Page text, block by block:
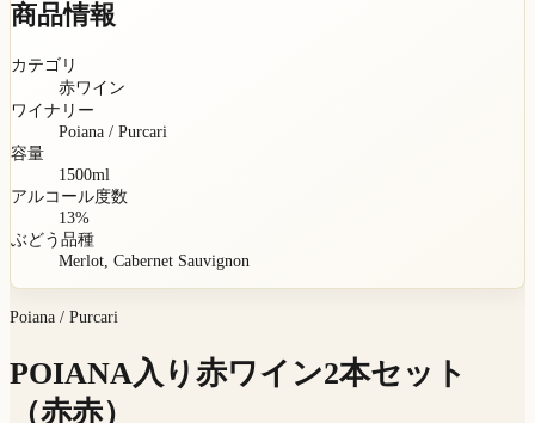
商品情報
カテゴリ
赤ワイン
ワイナリー
Poiana / Purcari
容量
1500ml
アルコール度数
13%
ぶどう品種
Merlot, Cabernet Sauvignon
Poiana / Purcari
POIANA入り赤ワイン2本セット
（赤赤）